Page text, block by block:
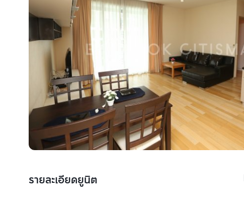
รายละเอียดยูนิต